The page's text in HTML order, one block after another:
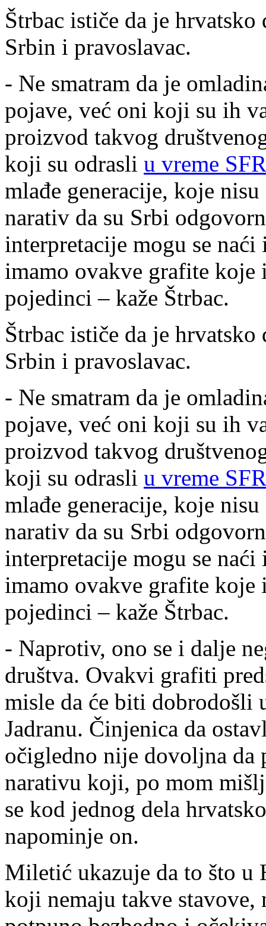
Štrbac ističe da je
Srbin i pravoslavac.
- Ne smatram da je
pojave, već oni koji su ih
proizvod takvog
koji su odrasli u vreme
mlađe generacije, koje
narativ da su Srbi
interpretacije mogu se
imamo ovakve grafite
pojedinci – kaže Štrbac.
Štrbac ističe da je
Srbin i pravoslavac.
- Ne smatram da je
pojave, već oni koji su ih
proizvod takvog
koji su odrasli u vreme
mlađe generacije, koje
narativ da su Srbi
interpretacije mogu se
imamo ovakve grafite
pojedinci – kaže Štrbac.
- Naprotiv, ono se i dalje
društva. Ovakvi grafiti
misle da će biti dobrodošli
Jadranu. Činjenica da
očigledno nije dovoljna da
narativu koji, po mom
se kod jednog dela
napominje on.
Miletić ukazuje da to što u
koji nemaju takve stavove,